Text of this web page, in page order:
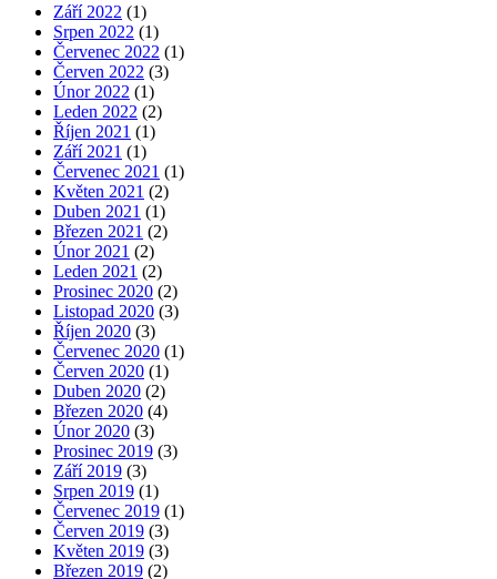
Září 2022 (1)
Srpen 2022 (1)
Červenec 2022 (1)
Červen 2022 (3)
Únor 2022 (1)
Leden 2022 (2)
Říjen 2021 (1)
Září 2021 (1)
Červenec 2021 (1)
Květen 2021 (2)
Duben 2021 (1)
Březen 2021 (2)
Únor 2021 (2)
Leden 2021 (2)
Prosinec 2020 (2)
Listopad 2020 (3)
Říjen 2020 (3)
Červenec 2020 (1)
Červen 2020 (1)
Duben 2020 (2)
Březen 2020 (4)
Únor 2020 (3)
Prosinec 2019 (3)
Září 2019 (3)
Srpen 2019 (1)
Červenec 2019 (1)
Červen 2019 (3)
Květen 2019 (3)
Březen 2019 (2)